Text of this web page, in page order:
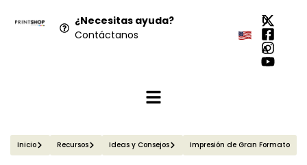
¿Necesitas ayuda?
Contáctanos
U
S
A
Inicio Recursos Ideas y Consejos Impresión de Gran Formato